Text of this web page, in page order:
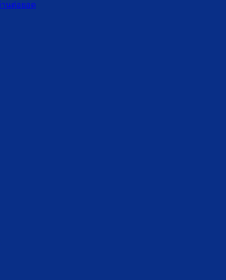
นต่อยอด